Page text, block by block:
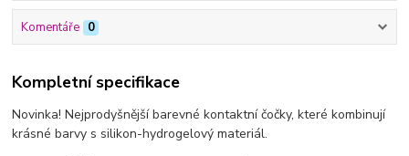
Komentáře 0
Kompletní specifikace
Novinka! Nejprodyšnější barevné kontaktní čočky, které kombinují
krásné barvy s silikon-hydrogelový materiál.